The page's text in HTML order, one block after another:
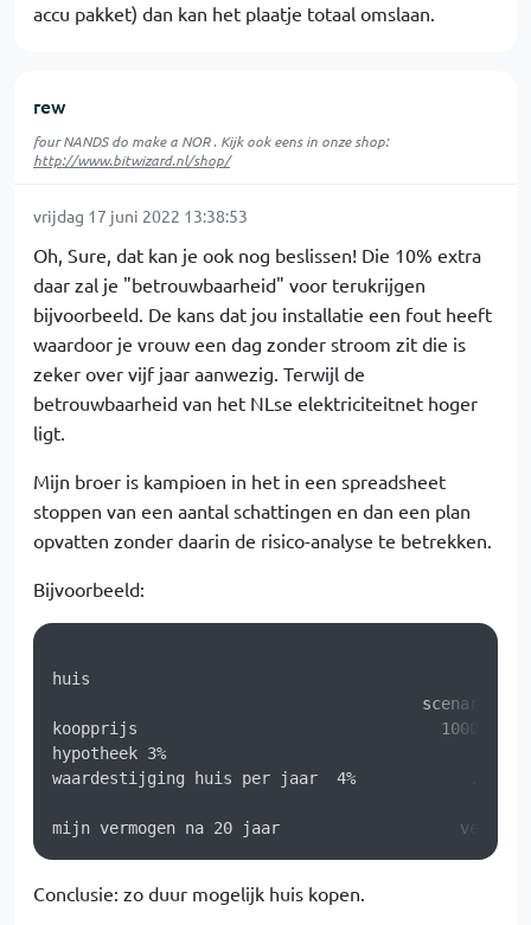
accu pakket) dan kan het plaatje totaal omslaan.
rew
four NANDS do make a NOR . Kijk ook eens in onze shop:
http://www.bitwizard.nl/shop/
vrijdag 17 juni 2022 13:38:53
Oh, Sure, dat kan je ook nog beslissen! Die 10% extra
daar zal je "betrouwbaarheid" voor terukrijgen
bijvoorbeeld. De kans dat jou installatie een fout heeft
waardoor je vrouw een dag zonder stroom zit die is
zeker over vijf jaar aanwezig. Terwijl de
betrouwbaarheid van het NLse elektriciteitnet hoger
ligt.
Mijn broer is kampioen in het in een spreadsheet
stoppen van een aantal schattingen en dan een plan
opvatten zonder daarin de risico-analyse te betrekken.
Bijvoorbeeld:
huis
scenario 1
koopprijs                                100000
hypotheek 3%
waardestijging huis per jaar  4%
Conclusie: zo duur mogelijk huis kopen.